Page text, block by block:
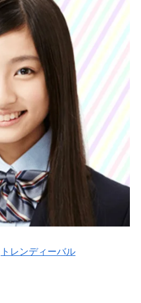
トレンディーバル